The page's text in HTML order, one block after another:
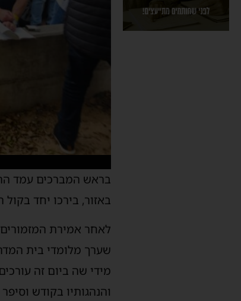
בראש המברכים עמד
באזור, בירכו יחד בקול
לאחר אמירת
שערך מלומדי בית
מידי שה ביום זה
והנהגותיו בקודש